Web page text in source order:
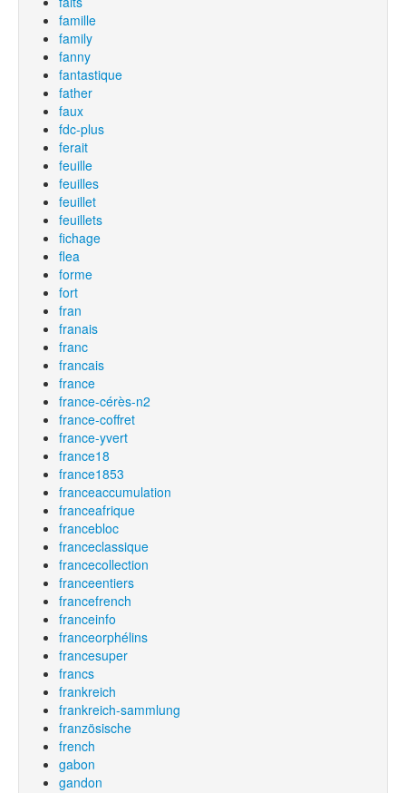
famille
family
fanny
fantastique
father
faux
fdc-plus
ferait
feuille
feuilles
feuillet
feuillets
fichage
flea
forme
fort
fran
franais
franc
francais
france
france-cérès-n2
france-coffret
france-yvert
france18
france1853
franceaccumulation
franceafrique
francebloc
franceclassique
francecollection
franceentiers
francefrench
franceinfo
franceorphélins
francesuper
francs
frankreich
frankreich-sammlung
französische
french
gabon
gandon